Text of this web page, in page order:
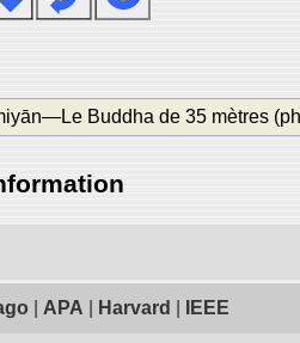
Buddha de 35 mètres
APA Harvard IEEE